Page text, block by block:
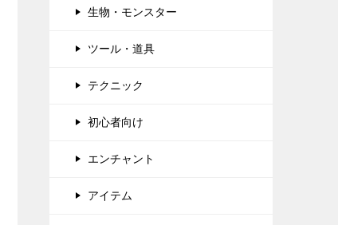
生物・モンスター
ツール・道具
テクニック
初心者向け
エンチャント
アイテム